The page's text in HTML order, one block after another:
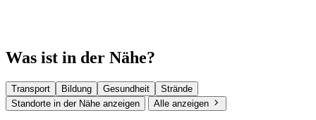
Was ist in der Nähe?
Transport Bildung Gesundheit
Strände
Standorte in der Nähe anzeigen
Alle anzeigen